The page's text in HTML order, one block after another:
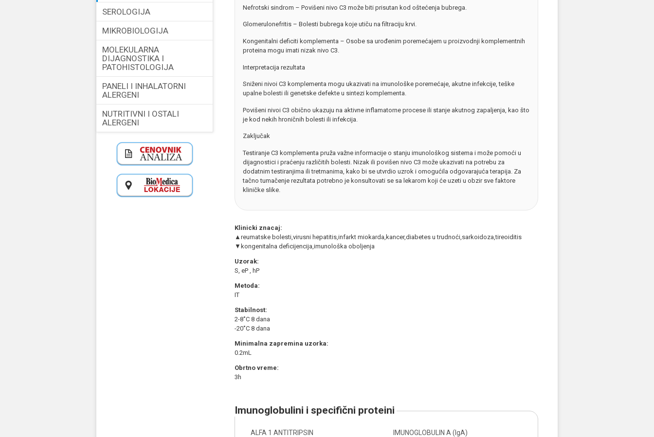
Nefrotski sindrom – Povišeni nivo C3 može biti prisutan kod oštećenja bubrega.
Glomerulonefritis – Bolesti bubrega koje utiču na filtraciju krvi.
Kongenitalni deficiti komplementa – Osobe sa urođenim poremećajem u proizvodnji komplementnih
proteina mogu imati nizak nivo C3.
Interpretacija rezultata
Sniženi nivoi C3 komplementa mogu ukazivati na imunološke poremećaje, akutne infekcije, teške
upalne bolesti ili genetske defekte u sintezi komplementa.
Povišeni nivoi C3 obično ukazuju na aktivne inflamatorne procese ili stanje akutnog zapaljenja, kao što
je kod nekih hroničnih bolesti ili infekcija.
Zaključak
Testiranje C3 komplementa pruža važne informacije o stanju imunološkog sistema i može pomoći u
dijagnostici i praćenju različitih bolesti. Nizak ili povišen nivo C3 može ukazivati na potrebu za
dodatnim testiranjima ili tretmanima, kako bi se utvrdio uzrok i omogućila odgovarajuća terapija. Za
tačno tumačenje rezultata potrebno je konsultovati se sa lekarom koji će uzeti u obzir sve faktore
kliničke slike.
Klinicki znacaj:
▲reumatske bolesti,virusni hepatitis,infarkt miokarda,kancer,diabetes u trudnoći,sarkoidoza,tireoiditis
▼kongenitalna deficijencija,imunološka oboljenja
Uzorak:
S, eP , hP
Metoda:
IT
Stabilnost:
2-8˚C 8 dana
-20˚C 8 dana
Minimalna zapremina uzorka:
0.2mL
Obrtno vreme:
3h
imunoglobulini i specifični proteini
ALFA 1 ANTITRIPSIN IMUNOGLOBULIN A (IgA)
SEROLOGIJA
MIKROBIOLOGIJA
MOLEKULARNA
DIJAGNOSTIKA I
PATOHISTOLOGIJA
PANELI I INHALATORNI
ALERGENI
NUTRITIVNI I OSTALI
ALERGENI